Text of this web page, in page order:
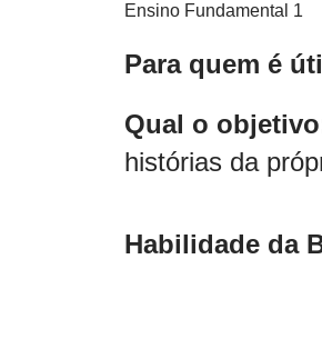
Ensino Fundamental 1
Para quem é
Qual o
histórias da
Habilidade da